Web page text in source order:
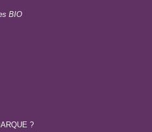
BIO
?